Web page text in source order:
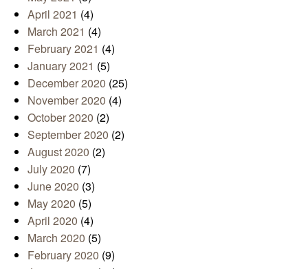
April 2021 (4)
March 2021 (4)
February 2021 (4)
January 2021 (5)
December 2020 (25)
November 2020 (4)
October 2020 (2)
September 2020 (2)
August 2020 (2)
July 2020 (7)
June 2020 (3)
May 2020 (5)
April 2020 (4)
March 2020 (5)
February 2020 (9)